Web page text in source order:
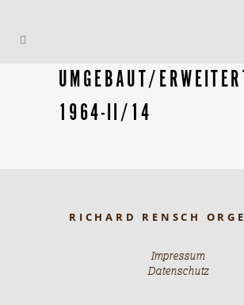
UMGEBAUT/
1964-II/14
RICHARD RENSCH
Impressum
Datenschutz